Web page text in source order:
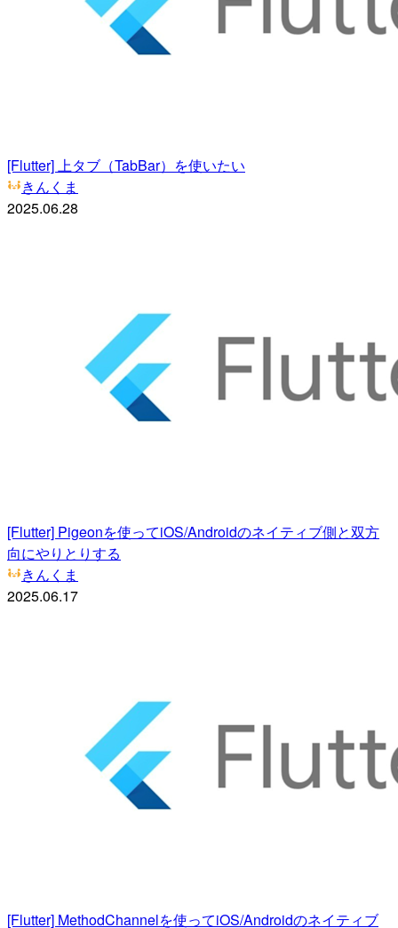
[Flutter] 上タブ（TabBar）を使いたい
きんくま
2025.06.28
[Flutter] Pigeonを使ってiOS/Androidのネイティブ側と双方
向にやりとりする
きんくま
2025.06.17
[Flutter] MethodChannelを使ってiOS/Androidのネイティブ